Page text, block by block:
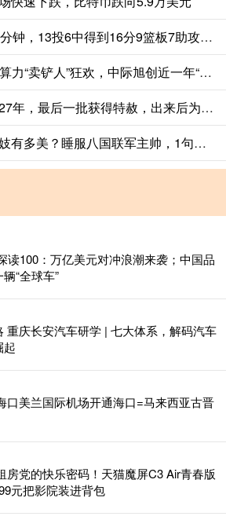
胜亿配资 乔治出战43分钟，13投6中得到16分9篮板7助攻2抢断
和业众 千元股+1！AI算力“卖铲人”狂欢，中际旭创近一年“光”速暴涨960%！哪只ETF“易中天”含量最高？
资生网 黄维被改造了27年，最后一批获得特赦，出来后为何十分得意？_蔡若曙_妻子_战犯
火牛配资 晚清第一名妓有多美？睡服八国联军主帅，1句话保住北京城
读100：万亿美元对冲浪潮来袭；中国品
“全球车”
重庆长安汽车研学 | 七大体系，解码汽车
起
口美兰国际机场开通海口=马来西亚古晋
房党的快乐密码！天猫魔屏C3 Air青春版
元把影院装进背包